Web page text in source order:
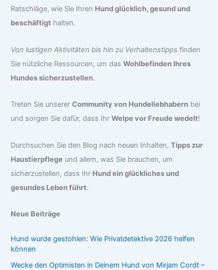
Ratschläge, wie Sie Ihren Hund glücklich, gesund und
beschäftigt halten.
Von lustigen Aktivitäten bis hin zu Verhaltenstipps finden
Sie nützliche Ressourcen, um dasWohlbefinden Ihres
Hundes sicherzustellen.
Treten Sie unsererCommunity von Hundeliebhabern bei
und sorgen Sie dafür, dass IhrWelpe vor Freude wedelt!
Durchsuchen Sie den Blog nach neuen Inhalten,Tipps zur
Haustierpflege und allem, was Sie brauchen, um
sicherzustellen, dass Ihr Hund ein glückliches und
gesundes Leben führt.
Neue Beiträge
Hund wurde gestohlen: Wie Privatdetektive 2026 helfen
können
Wecke den Optimisten in Deinem Hund von Mirjam Cordt –